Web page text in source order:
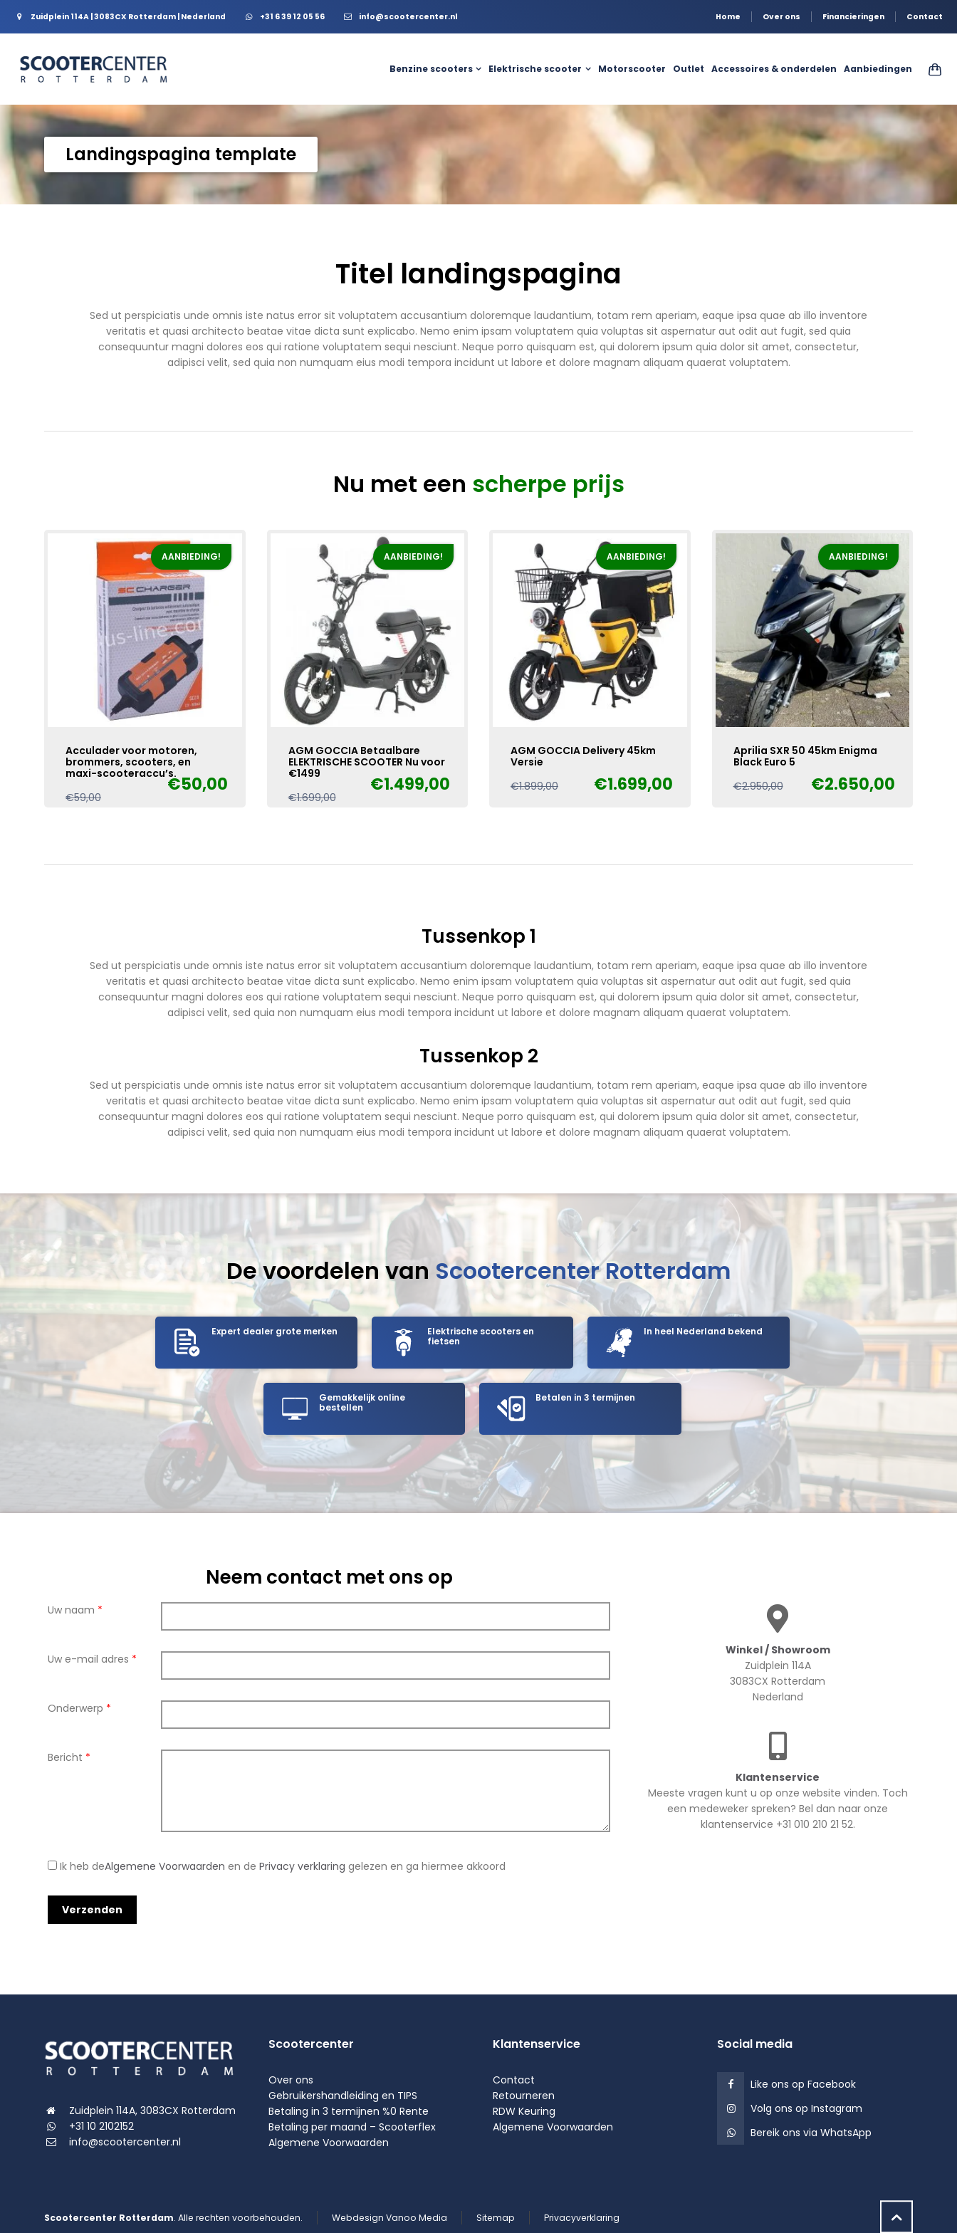
Zuidplein 114A | 3083CX Rotterdam | Nederland +31 6 39 12 05 56 info@scootercenter.nl Home Over ons Financieringen Contact
Benzine scooters Elektrische scooter Motorscooter Outlet Accessoires & onderdelen Aanbiedingen
Landingspagina template
Titel landingspagina
Sed ut perspiciatis unde omnis iste natus error sit voluptatem accusantium doloremque laudantium, totam rem aperiam, eaque ipsa quae ab illo inventore
veritatis et quasi architecto beatae vitae dicta sunt explicabo. Nemo enim ipsam voluptatem quia voluptas sit aspernatur aut odit aut fugit, sed quia
consequuntur magni dolores eos qui ratione voluptatem sequi nesciunt. Neque porro quisquam est, qui dolorem ipsum quia dolor sit amet, consectetur,
adipisci velit, sed quia non numquam eius modi tempora incidunt ut labore et dolore magnam aliquam quaerat voluptatem.
Nu met een scherpe prijs
AANBIEDING!
Acculader voor motoren,
brommers, scooters, en
maxi-scooteraccu’s.
€59,00Oorspronkelijke
€50,00
Huidige
AANBIEDING!
AGM GOCCIA Betaalbare
ELEKTRISCHE SCOOTER Nu voor
€1499
€1.699,00Oorspronkelijke
€1.499,00
Huidige
AANBIEDING!
AGM GOCCIA Delivery 45km
Versie
€1.899,00Oorspronkelijke
€1.699,00
Huidige
AANBIEDING!
Aprilia SXR 50 45km Enigma
Black Euro 5
€2.950,00Oorspronkelijke
€2.650,00
Huidige
Tussenkop 1
Sed ut perspiciatis unde omnis iste natus error sit voluptatem accusantium doloremque laudantium, totam rem aperiam, eaque ipsa quae ab illo inventore
veritatis et quasi architecto beatae vitae dicta sunt explicabo. Nemo enim ipsam voluptatem quia voluptas sit aspernatur aut odit aut fugit, sed quia
consequuntur magni dolores eos qui ratione voluptatem sequi nesciunt. Neque porro quisquam est, qui dolorem ipsum quia dolor sit amet, consectetur,
adipisci velit, sed quia non numquam eius modi tempora incidunt ut labore et dolore magnam aliquam quaerat voluptatem.
Tussenkop 2
Sed ut perspiciatis unde omnis iste natus error sit voluptatem accusantium doloremque laudantium, totam rem aperiam, eaque ipsa quae ab illo inventore
veritatis et quasi architecto beatae vitae dicta sunt explicabo. Nemo enim ipsam voluptatem quia voluptas sit aspernatur aut odit aut fugit, sed quia
consequuntur magni dolores eos qui ratione voluptatem sequi nesciunt. Neque porro quisquam est, qui dolorem ipsum quia dolor sit amet, consectetur,
adipisci velit, sed quia non numquam eius modi tempora incidunt ut labore et dolore magnam aliquam quaerat voluptatem.
De voordelen van Scootercenter Rotterdam
Expert dealer grote merken
Elektrische scooters en
fietsen
In heel Nederland bekend
Gemakkelijk online
bestellen
Betalen in 3 termijnen
Neem contact met ons op
Uw naam *
Uw e-mail adres *
Onderwerp *
Bericht *
Ik heb deAlgemene Voorwaarden en de Privacy verklaring gelezen en ga hiermee akkoord
Winkel / Showroom
Zuidplein 114A
3083CX Rotterdam
Nederland
Klantenservice
Meeste vragen kunt u op onze website vinden. Toch
een medeweker spreken? Bel dan naar onze
klantenservice +31 010 210 21 52.
Zuidplein 114A, 3083CX Rotterdam
+31 10 2102152
info@scootercenter.nl
Scootercenter
Over ons
Gebruikershandleiding en TIPS
Betaling in 3 termijnen %0 Rente
Betaling per maand – Scooterflex
Algemene Voorwaarden
Klantenservice
Contact
Retourneren
RDW Keuring
Algemene Voorwaarden
Social media
Like ons op Facebook
Volg ons op Instagram
Bereik ons via WhatsApp
Scootercenter Rotterdam. Alle rechten voorbehouden. Webdesign Vanoo Media Sitemap Privacyverklaring